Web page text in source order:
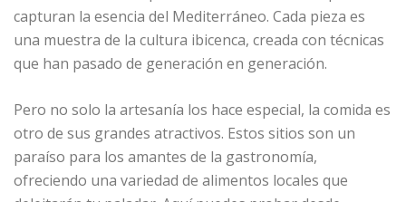
capturan la esencia del Mediterráneo. Cada pieza es
una muestra de la cultura ibicenca, creada con técnicas
que han pasado de generación en generación.
Pero no solo la artesanía los hace especial, la comida es
otro de sus grandes atractivos. Estos sitios son un
paraíso para los amantes de la gastronomía,
ofreciendo una variedad de alimentos locales que